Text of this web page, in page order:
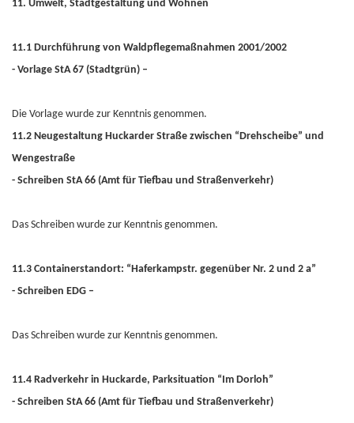
11. Umwelt, Stadtgestaltung und Wohnen
11.1 Durchführung von Waldpflegemaßnahmen 2001/2002
- Vorlage StA 67 (Stadtgrün) –
Die Vorlage wurde zur Kenntnis genommen.
11.2 Neugestaltung Huckarder Straße zwischen “Drehscheibe” und
Wengestraße
- Schreiben StA 66 (Amt für Tiefbau und Straßenverkehr)
Das Schreiben wurde zur Kenntnis genommen.
11.3 Containerstandort: “Haferkampstr. gegenüber Nr. 2 und 2 a”
- Schreiben EDG –
Das Schreiben wurde zur Kenntnis genommen.
11.4 Radverkehr in Huckarde, Parksituation “Im Dorloh”
- Schreiben StA 66 (Amt für Tiefbau und Straßenverkehr)